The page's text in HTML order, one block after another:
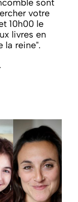
sont
votre
10h00 le
livres en
la reine".